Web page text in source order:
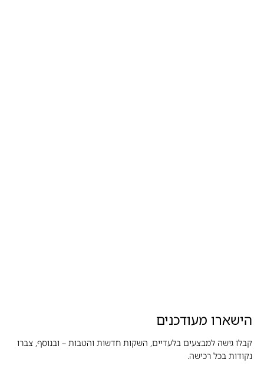
הישארו מעודכנים
קבלו גישה למבצעים בלעדיים, השקות חדשות והטבות – ובנוסף, צברו
נקודות בכל רכישה.